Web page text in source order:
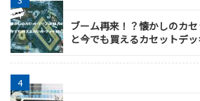
ブーム再来！？懐かしのカ
と今でも買えるカセットデ